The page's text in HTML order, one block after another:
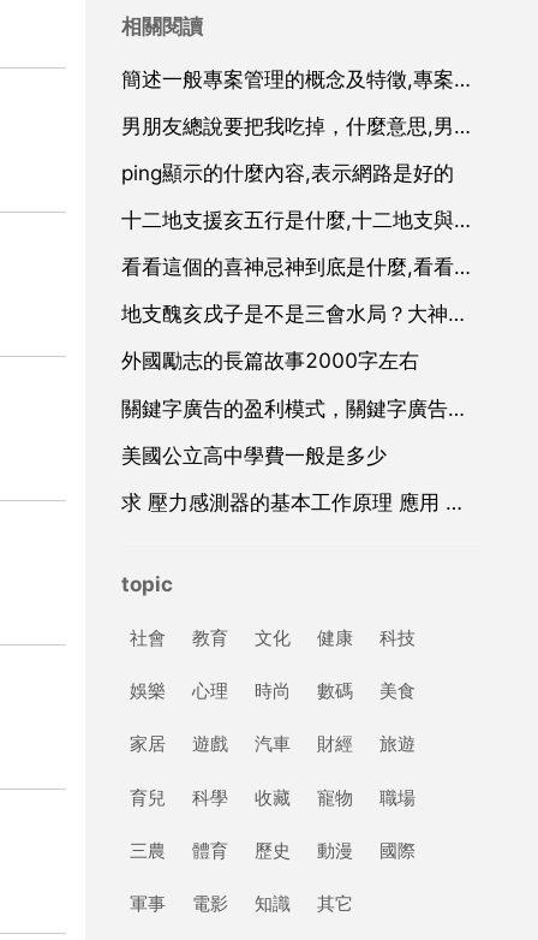
相關閱讀
簡述一般專案管理的概念及特徵,專案管理的特點是什麼
男朋友總說要把我吃掉，什麼意思,男朋友老是說想把我吃掉，具體是什麼意思？
ping顯示的什麼內容,表示網路是好的
十二地支援亥五行是什麼,十二地支與陰陽及五行的關係
看看這個的喜神忌神到底是什麼,看看這個八字的喜神忌神到底是什麼
地支醜亥戌子是不是三會水局？大神們幫幫忙
外國勵志的長篇故事2000字左右
關鍵字廣告的盈利模式，關鍵字廣告廣告
美國公立高中學費一般是多少
求 壓力感測器的基本工作原理 應用 和設計 方面的資料
topic
社會 教育 文化 健康 科技
娛樂 心理 時尚 數碼 美食
家居 遊戲 汽車 財經 旅遊
育兒 科學 收藏 寵物 職場
三農 體育 歷史 動漫 國際
軍事 電影 知識 其它